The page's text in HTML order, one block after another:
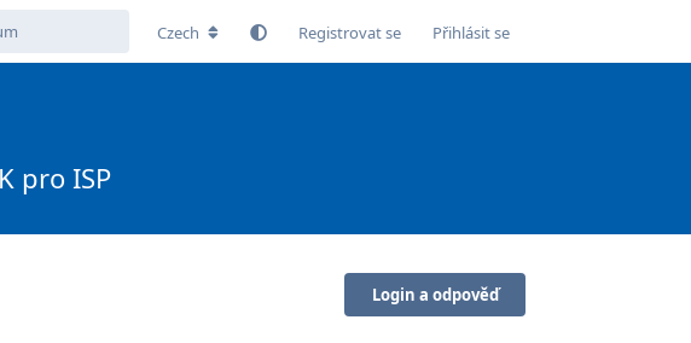
Czech Registrovat se Přihlásit se
pro ISP
Login a odpověď